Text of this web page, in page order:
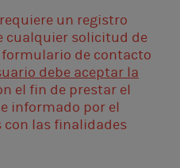
un registro
cualquier solicitud de
de contacto
debe aceptar la
el fin de prestar el
informado por el
las finalidades